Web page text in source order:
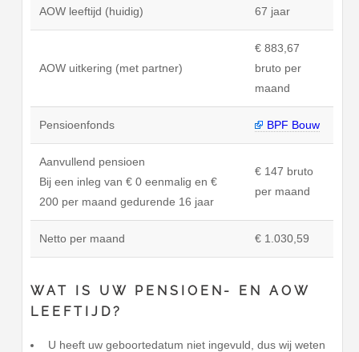
AOW leeftijd (huidig) 67 jaar
AOW uitkering (met partner)
€ 883,67
bruto per
maand
Pensioenfonds BPF Bouw
Aanvullend pensioen
Bij een inleg van € 0 eenmalig en €
200 per maand gedurende 16 jaar
€ 147 bruto
per maand
Netto per maand € 1.030,59
WAT IS UW PENSIOEN- EN AOW
LEEFTIJD?
U heeft uw geboortedatum niet ingevuld, dus wij weten